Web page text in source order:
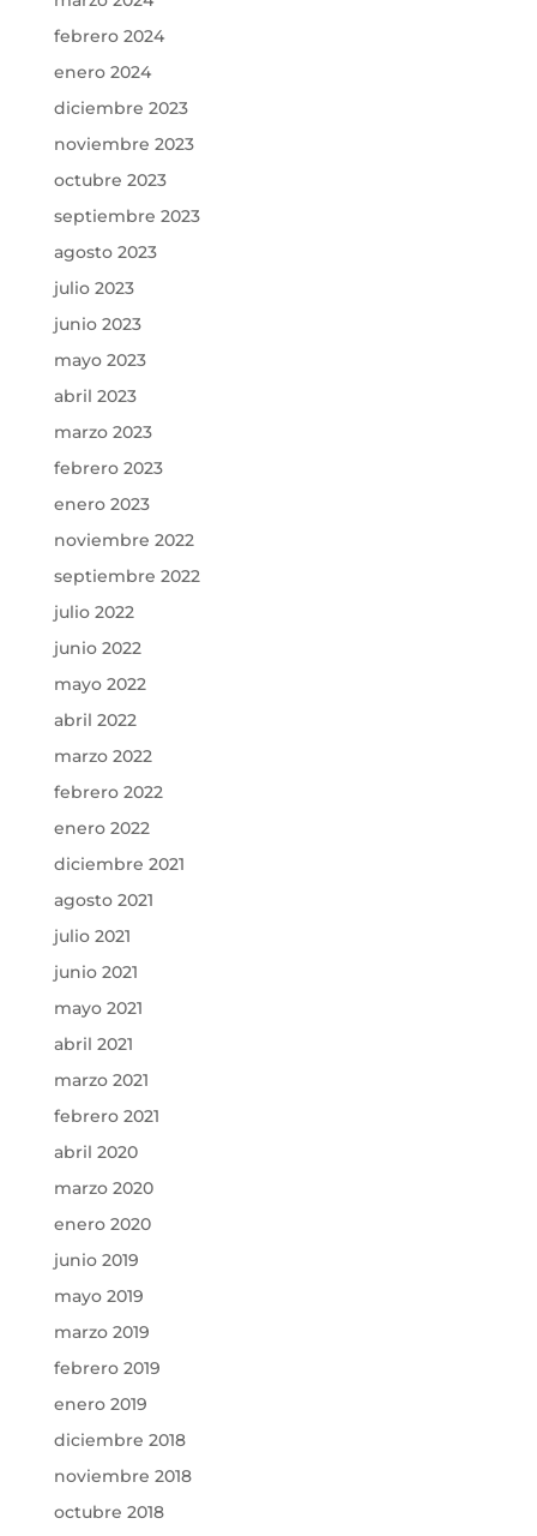
febrero 2024
enero 2024
diciembre 2023
noviembre 2023
octubre 2023
septiembre 2023
agosto 2023
julio 2023
junio 2023
mayo 2023
abril 2023
marzo 2023
febrero 2023
enero 2023
noviembre 2022
septiembre 2022
julio 2022
junio 2022
mayo 2022
abril 2022
marzo 2022
febrero 2022
enero 2022
diciembre 2021
agosto 2021
julio 2021
junio 2021
mayo 2021
abril 2021
marzo 2021
febrero 2021
abril 2020
marzo 2020
enero 2020
junio 2019
mayo 2019
marzo 2019
febrero 2019
enero 2019
diciembre 2018
noviembre 2018
octubre 2018